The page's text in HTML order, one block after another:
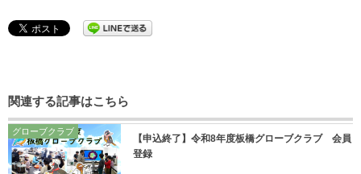
関連する記事はこちら
グローブクラブ
【申込終了】令和8年度板橋グローブクラブ 会員
登録